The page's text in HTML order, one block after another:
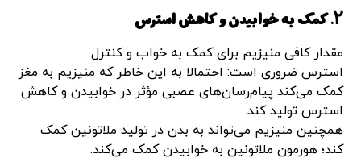
۲. کمک به خوابیدن و کاهش استرس
مقدار کافی منیزیم برای کمک به خواب و کنترل
استرس ضروری است: احتمالا به‌ این‌ خاطر که منیزیم به مغز
کمک می‌کند پیام‌رسان‌های عصبی مؤثر در خوابیدن و کاهش
استرس تولید کند.
همچنین منیزیم می‌تواند به بدن در تولید ملاتونین کمک
کند؛ هورمون ملاتونین به خوابیدن کمک می‌کند.